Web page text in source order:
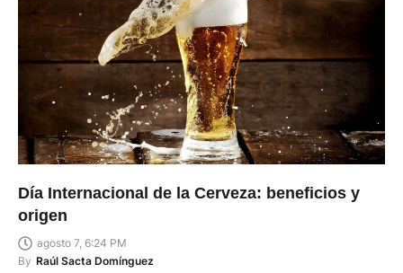
Día Internacional de la Cerveza: beneficios y
origen
agosto 7, 6:24 PM
By Raúl Sacta Domínguez